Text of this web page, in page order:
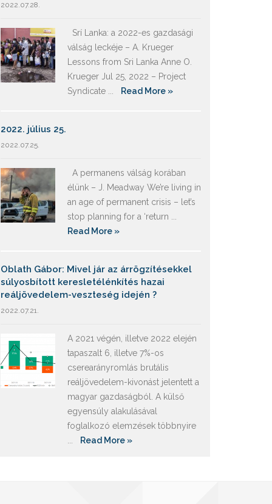
2022.07.28.
Srí Lanka: a 2022-es gazdasági
válság leckéje – A. Krueger
Lessons from Sri Lanka Anne O.
Krueger Jul 25, 2022 – Project
Syndicate ...
Read More »
2022. július 25.
2022.07.25.
A permanens válság korában
élünk – J. Meadway We’re living in
an age of permanent crisis – let’s
stop planning for a ‘return ...
Read More »
Oblath Gábor: Mivel jár az árrögzítésekkel
súlyosbított keresletélénkítés hazai
reáljövedelem-veszteség idején ?
2022.07.21.
A 2021 végén, illetve 2022 elején
tapaszalt 6, illetve 7%-os
cserearányromlás brutális
reáljövedelem-kivonást jelentett a
magyar gazdaságból. A külső
egyensúly alakulásával
foglalkozó elemzések többnyire
Read More »